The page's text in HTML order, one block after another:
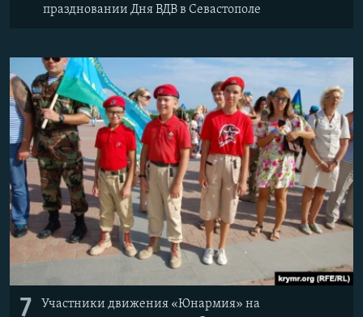
праздновании Дня ВДВ в Севастополе
7
Участники движения «Юнармия» на